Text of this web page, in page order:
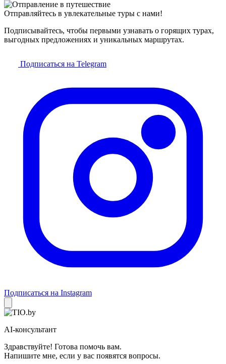
Отправляйтесь в увлекательные туры с нами!
Подписывайтесь, чтобы первыми узнавать о горящих турах,
выгодных предложениях и уникальных маршрутах.
Подписаться на Telegram
Подписаться на Instagram
AI-консультант
Здравствуйте! Готова помочь вам.
Напишите мне, если у вас появятся вопросы.